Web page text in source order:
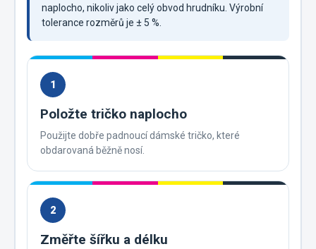
naplocho, nikoliv jako celý obvod hrudníku. Výrobní
tolerance rozměrů je ± 5 %.
1
Položte tričko naplocho
Použijte dobře padnoucí dámské tričko, které
obdarovaná běžně nosí.
2
Změřte šířku a délku